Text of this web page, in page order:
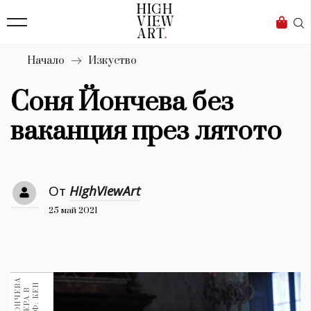
Бизнес
Мода
Dialogue
Изкуство
4340
Красота
777
Книги 1188
Начало Изкуство
Соня Йончева без
ваканция през лятото
От HighViewArt
25 май 2021